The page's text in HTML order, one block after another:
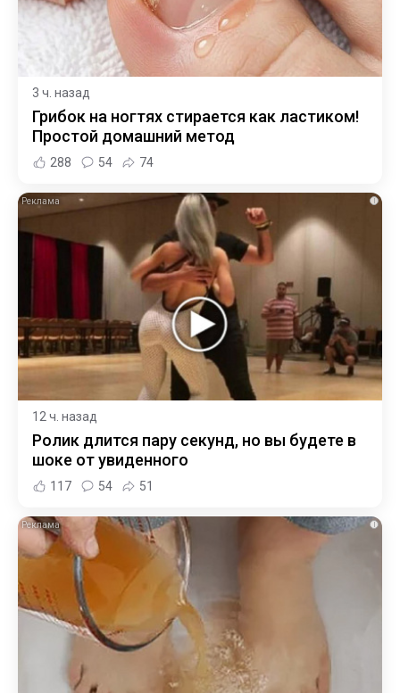
3 ч. назад
Грибок на ногтях стирается как ластиком!
Простой домашний метод
288 54 74
i
12 ч. назад
Ролик длится пару секунд, но вы будете в
шоке от увиденного
117 54 51
i